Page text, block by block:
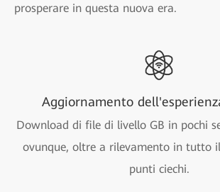
prosperare in questa nuova era.
Aggiornamento
Download di file di livello GB in pochi
ovunque, oltre a rilevamento in tutto
punti ciechi.